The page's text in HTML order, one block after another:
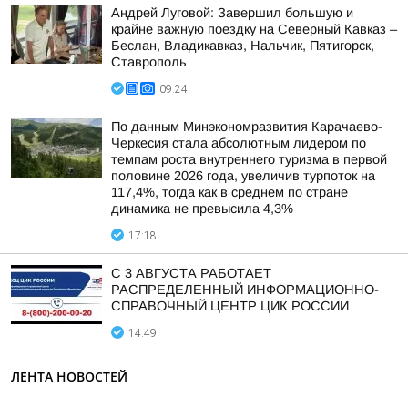
Андрей Луговой: Завершил большую и
крайне важную поездку на Северный Кавказ –
Беслан, Владикавказ, Нальчик, Пятигорск,
Ставрополь
09:24
По данным Минэкономразвития Карачаево-
Черкесия стала абсолютным лидером по
темпам роста внутреннего туризма в первой
половине 2026 года, увеличив турпоток на
117,4%, тогда как в среднем по стране
динамика не превысила 4,3%
17:18
С 3 АВГУСТА РАБОТАЕТ
РАСПРЕДЕЛЕННЫЙ ИНФОРМАЦИОННО-
СПРАВОЧНЫЙ ЦЕНТР ЦИК РОССИИ
14:49
ЛЕНТА НОВОСТЕЙ